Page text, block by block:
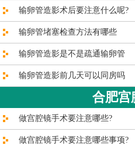
输卵管造影术后要注意什么呢?
输卵管堵塞检查方法有哪些
输卵管造影是不是疏通输卵管
输卵管造影前几天可以同房吗
合肥宫
做宫腔镜手术要注意哪些?
做宫腔镜手术要注意哪些事项?